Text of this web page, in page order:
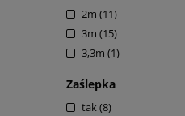
2m (11)
3m (15)
3,3m (1)
Zaślepka
tak(8)